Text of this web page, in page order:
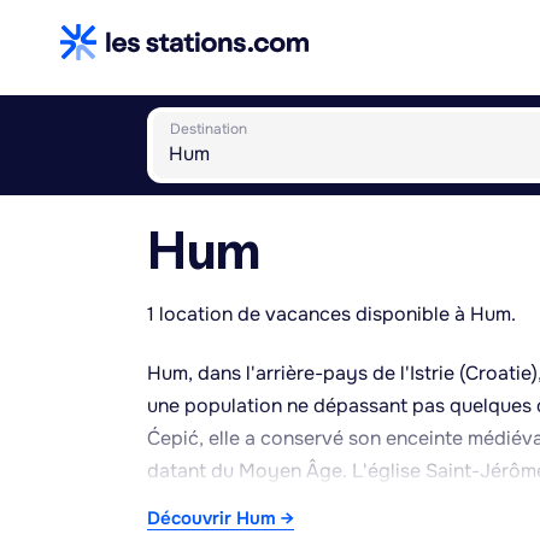
Destination
Hum
1 location de vacances disponible à Hum.
Hum, dans l'arrière-pays de l'Istrie
une population ne dépassant pas
Ćepić, elle a conservé son enceinte
datant du Moyen Âge. L'église Saint-
Découvrir Hum →